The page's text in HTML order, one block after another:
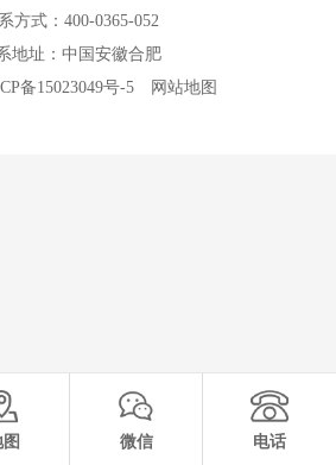
方式：400-0365-052
地址：中国安徽合肥
备15023049号-5 网站地图
微信 电话